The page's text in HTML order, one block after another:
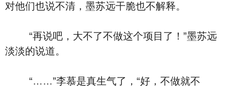
对他们也说不清，墨苏远干脆也不解释。
“再说吧，大不了不做这个项目了！”墨苏远
淡淡的说道。
“……”李慕是真生气了，“好，不做就不